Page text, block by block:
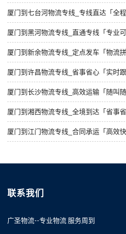
厦门到七台河物流专线_专线直达「全程
厦门到黑河物流专线_直通专线「专业可
厦门到新余物流专线_定点发车「物流拼
厦门到许昌物流专线_省事省心「实时跟
厦门到长沙物流专线_高效运输「随叫随
厦门到湘西物流专线_全境到达「省事省
厦门到江门物流专线_合同承运「高效快
联系我们
广圣物流--专业物流 服务周到